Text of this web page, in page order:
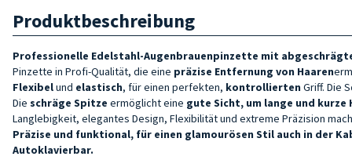
Produktbeschreibung
Professionelle Edelstahl-Augenbrauenpinzette mit
Pinzette in Profi-Qualität, die eine präzise Entfernung von Haaren
Flexibelund elastisch, für einen perfekten, kontrollierten Griff. Die
Die schräge Spitze ermöglicht eine gute Sicht, um lange und kurze
Langlebigkeit, elegantes Design, Flexibilität und extreme Präzision
Präzise und funktional, für einen glamourösen Stil auch in der
Autoklavierbar.